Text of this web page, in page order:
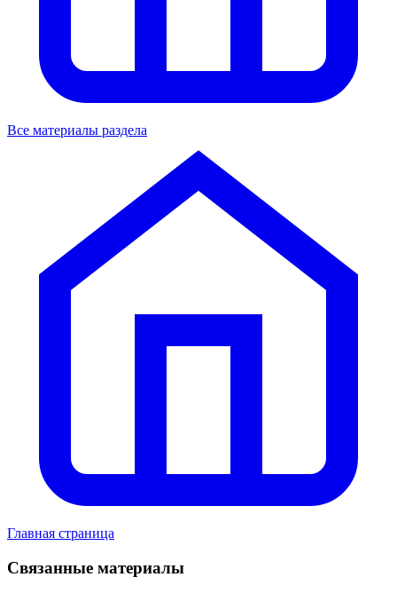
Все материалы раздела
Главная страница
Связанные материалы